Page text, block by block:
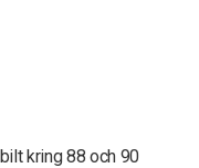
kring 88 och 90